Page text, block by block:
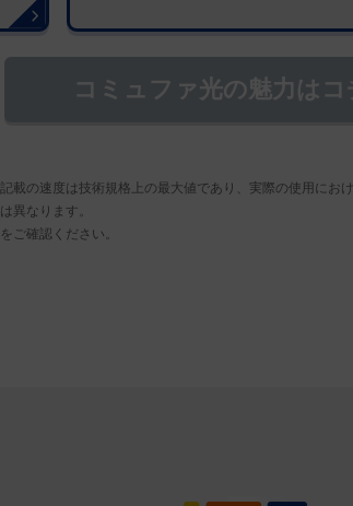
コミュファ光の魅力はコ
の速度は技術規格上の最大値であり、実際の使用にお
異なります。
ご確認ください。